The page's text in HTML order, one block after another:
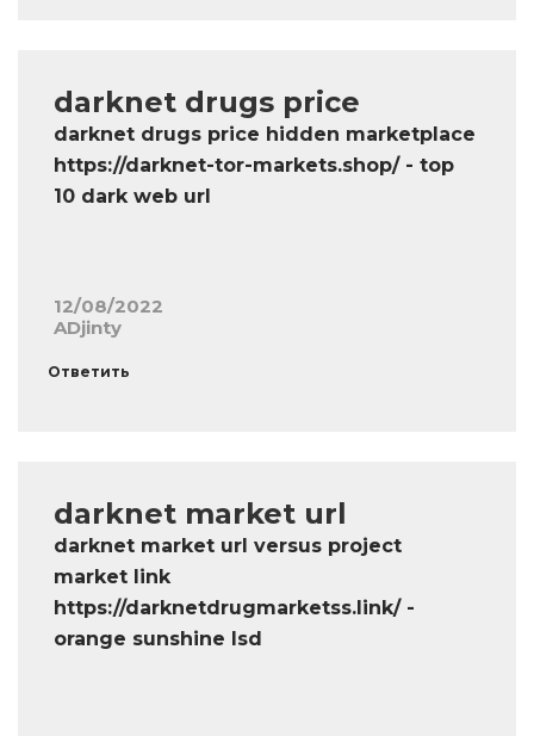
darknet drugs price
darknet drugs price hidden marketplace
https://darknet-tor-markets.shop/ - top
10 dark web url
12/08/2022
ADjinty
Ответить
darknet market url
darknet market url versus project
market link
https://darknetdrugmarketss.link/ -
orange sunshine lsd